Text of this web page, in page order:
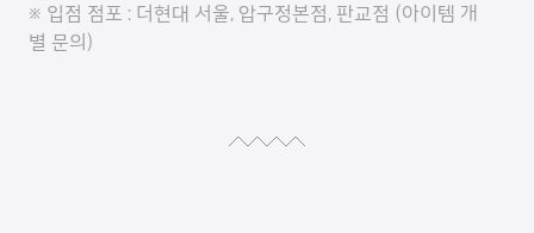
※ 입점 점포 : 더현대 서울, 압구정본점, 판교점 (아이템 개
별 문의)